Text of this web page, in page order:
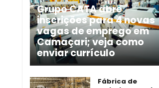
Grupo CATA abre
inscrições para 4 novas
vagas de emprego em
Camaçari; veja como
enviar currículo
Fábrica de